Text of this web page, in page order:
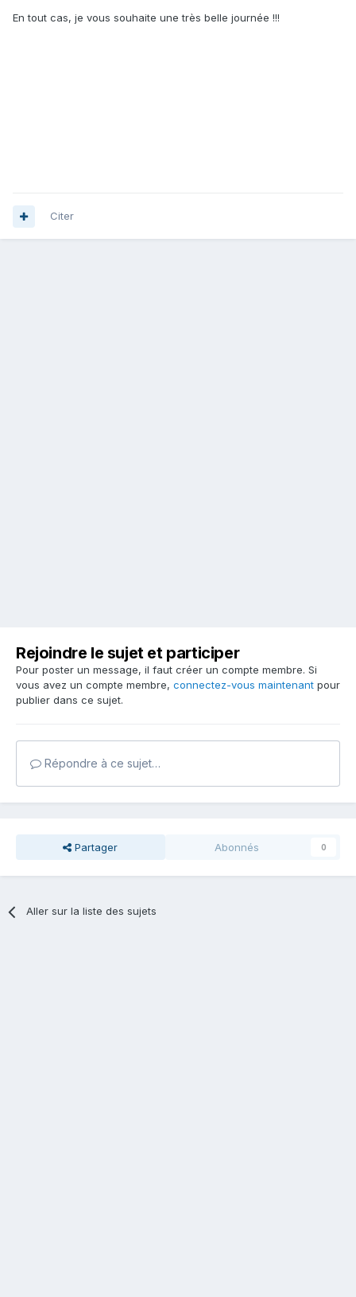
En tout cas, je vous souhaite une très belle journée !!!
Citer
Rejoindre le sujet et participer
Pour poster un message, il faut créer un compte membre. Si
vous avez un compte membre, connectez-vous maintenant pour
publier dans ce sujet.
Répondre à ce sujet…
Partager Abonnés 0
Aller sur la liste des sujets